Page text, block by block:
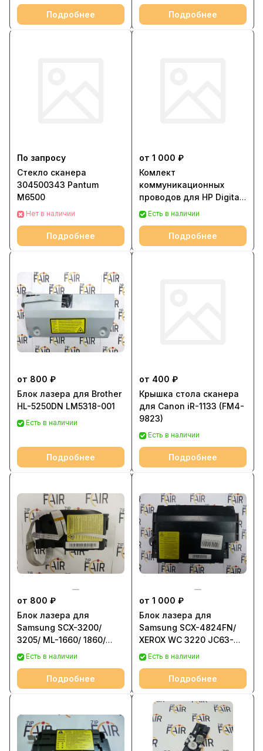
Подробнее Подробнее
По запросу
Стекло сканера
304500343 Pantum
M6500
Нет в наличии
Подробнее
от 1 000 ₽
Комлект
коммуникационных
проводов для HP Digital
Sender Flow 8500 fn1
Есть в наличии
Подробнее
от 800 ₽
Блок лазера для Brother
HL-5250DN LM5318-001
Есть в наличии
Подробнее
от 400 ₽
Крышка стола сканера
для Canon iR-1133 (FM4-
9823)
Есть в наличии
Подробнее
от 800 ₽
Блок лазера для
Samsung SCX-3200/
3205/ ML-1660/ 1860/
1865 JC63-02594A |
Есть в наличии
Подробнее
от 1 000 ₽
Блок лазера для
Samsung SCX-4824FN/
XEROX WC 3220 JC63-
01532A | jc96-04733A
Есть в наличии
Подробнее